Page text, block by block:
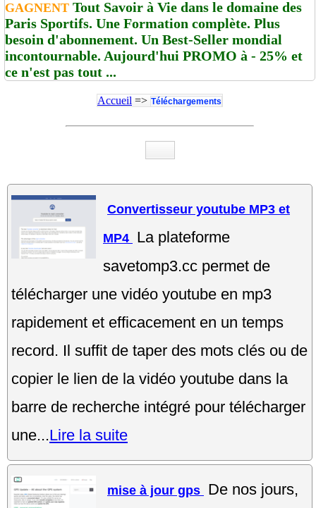
GAGNENT Tout Savoir à Vie dans le domaine des
Paris Sportifs. Une Formation complète. Plus
besoin d'abonnement. Un Best-Seller mondial
incontournable. Aujourd'hui PROMO à - 25% et
ce n'est pas tout ...
Accueil => Téléchargements
Convertisseur youtube MP3 et
MP4 La plateforme
savetomp3.cc permet de
télécharger une vidéo youtube en mp3
rapidement et efficacement en un temps
record. Il suffit de taper des mots clés ou de
copier le lien de la vidéo youtube dans la
barre de recherche intégré pour télécharger
une...Lire la suite
mise à jour gps De nos jours,